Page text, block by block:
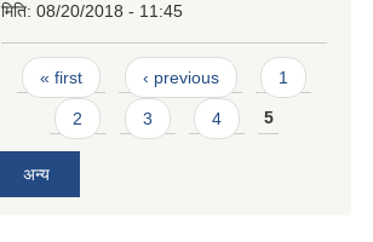
मिति: 08/20/2018 - 11:45
Pages
« first ‹ previous 1
2 3 4 5
अन्य